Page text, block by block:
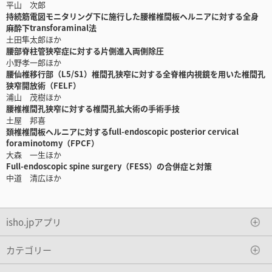
平山 次郎
持続筋電図モニタリング下に施行した腰椎椎間板ヘルニアに対する全身
麻酔下transforaminal法
土田隼太郎ほか
腰部脊柱管狭窄症に対する片側進入両側除圧
小野孝一郎ほか
腰仙椎移行部（L5/S1）椎間孔狭窄に対する全脊椎内視鏡を用いた椎間孔
狭窄開放術（FELF）
浦山 茂樹ほか
腰椎椎間孔狭窄に対する椎間孔拡大術の手術手技
土屋 邦喜
頚椎椎間板ヘルニアに対するfull-endoscopic posterior cervical
foraminotomy（FPCF）
大森 一生ほか
Full-endoscopic spine surgery（FESS）の合併症と対策
中道 清広ほか
isho.jpアプリ
カテゴリー